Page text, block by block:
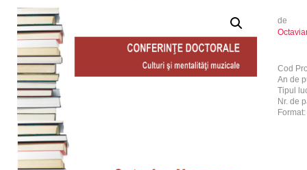
de
Cod
An de
Tipul
Nr. de
Format: